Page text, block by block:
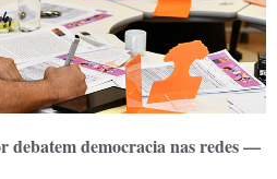
debatem democracia nas redes —